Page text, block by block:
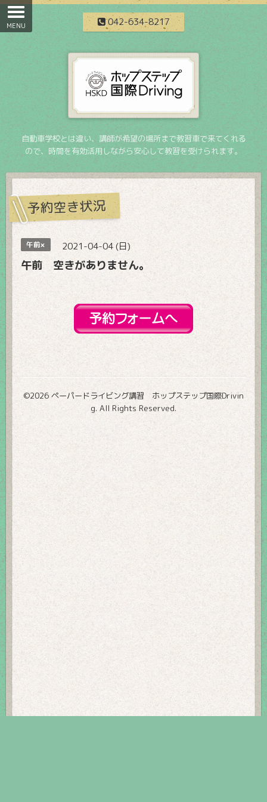
042-634-8217
自動車学校とは違い、講師が希望の場所まで教習車で来てくれる
ので、時間を有効活用しながら安心して教習を受けられます。
予約空き状況
午前× 2021-04-04 (日)
午前 空きがありません。
©2026 ペーパードライビング講習 ホップステップ国際Drivin
g. All Rights Reserved.